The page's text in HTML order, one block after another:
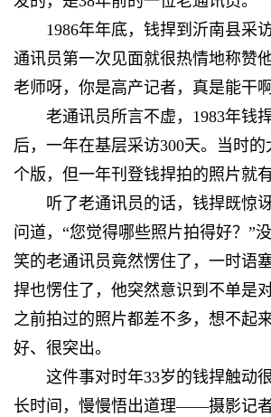
1986年年底，钱捍到沂南县采
通讯员第一次见面就很热情地称赞
老师呀，你是高产记者，真是能干
老通讯员所言不虚，1983年钱
后，一年在基层采访300天。当时的
个版，但一年刊登钱捍拍的照片就有
听了老通讯员的话，钱捍既惊
问道，“您觉得哪些照片拍得好？”
笑的老通讯员竟然愣住了，一时语
捍也愣住了，他突然意识到 不单是
之前拍过的照片都差不多，想不起
好、很突出。
这件事对时年33岁的钱捍触动
长时间，慢慢悟出道理——摄影记